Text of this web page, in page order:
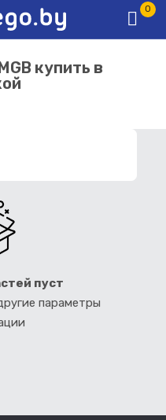
0
купить в
пуст
параметры